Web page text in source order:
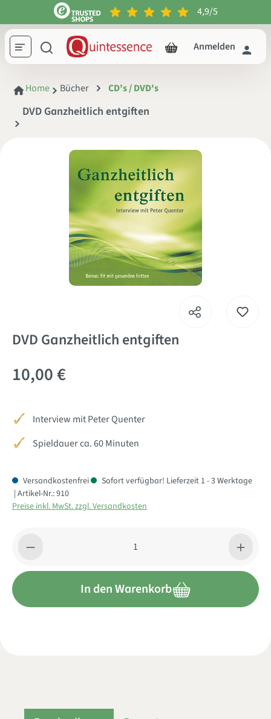
springen 4,9/5
Anmelden
Home Bücher CD's / DVD's
DVD Ganzheitlich entgiften
DVD Ganzheitlich entgiften
10,00 €
Interview mit Peter Quenter
Spieldauer ca. 60 Minuten
Versandkostenfrei
Sofort verfügbar! Lieferzeit 1 - 3 Werktage
| Artikel-Nr.:910
Preise inkl. MwSt. zzgl. Versandkosten
Produkt Anzahl: Gib den gewünschten Wert ein oder
In den Warenkorb